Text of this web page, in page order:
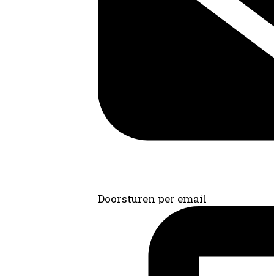
Doorsturen per email